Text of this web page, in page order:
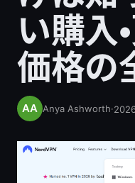
い購入
価格の
Anya Ashworth·